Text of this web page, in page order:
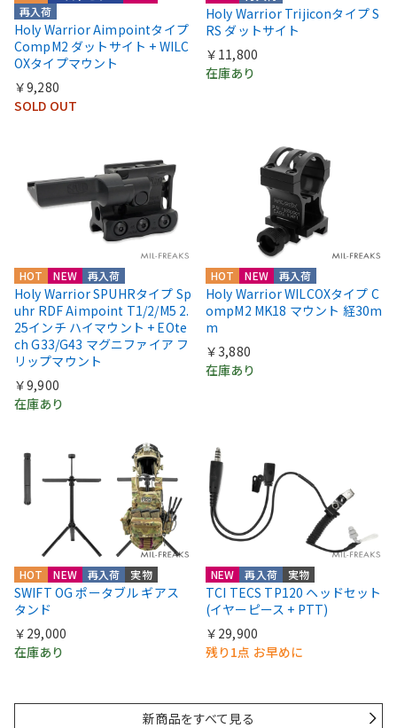
再入荷
Holy Warrior Aimpointタイプ
CompM2 ダットサイト + WILC
OXタイプマウント
￥9,280
SOLD OUT
Holy Warrior Trijiconタイプ S
RS ダットサイト
￥11,800
在庫あり
HOT NEW 再入荷
Holy Warrior SPUHRタイプ Sp
uhr RDF Aimpoint T1/2/M5 2.
25インチ ハイマウント + EOte
ch G33/G43 マグニファイア フ
リップマウント
￥9,900
在庫あり
HOT NEW 再入荷
Holy Warrior WILCOXタイプ C
ompM2 MK18 マウント 経30m
m
￥3,880
在庫あり
HOT NEW 再入荷 実物
SWIFT OG ポータブル ギアス
タンド
￥29,000
在庫あり
NEW 再入荷 実物
TCI TECS TP120 ヘッドセット
(イヤーピース + PTT)
￥29,900
残り1点 お早めに
新商品をすべて見る